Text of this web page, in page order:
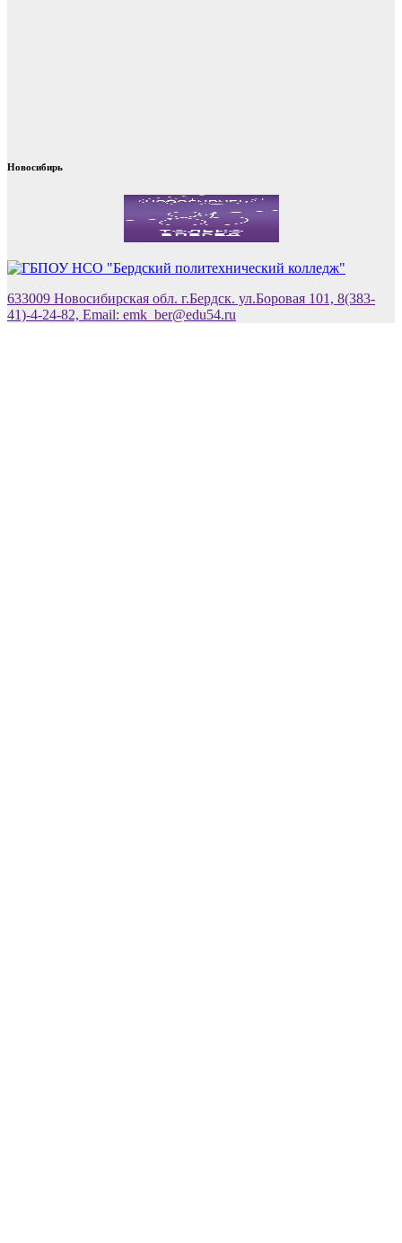
Новосибирь
633009 Новосибирская обл. г.Бердск. ул.Боровая 101, 8(383-
41)-4-24-82, Email: emk_ber@edu54.ru